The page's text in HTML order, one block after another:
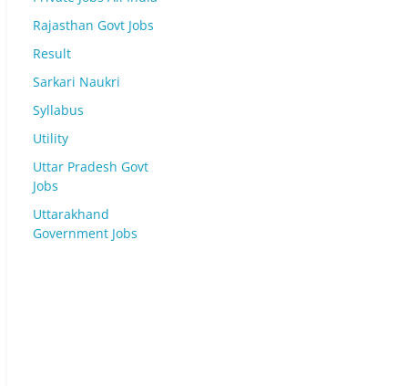
Rajasthan Govt Jobs
Result
Sarkari Naukri
Syllabus
Utility
Uttar Pradesh Govt
Jobs
Uttarakhand
Government Jobs